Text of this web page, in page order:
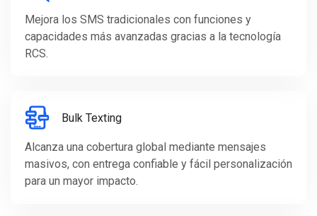
Mejora los SMS tradicionales con funciones y
capacidades más avanzadas gracias a la tecnología
RCS.
Bulk Texting
Alcanza una cobertura global mediante mensajes
masivos, con entrega confiable y fácil personalización
para un mayor impacto.